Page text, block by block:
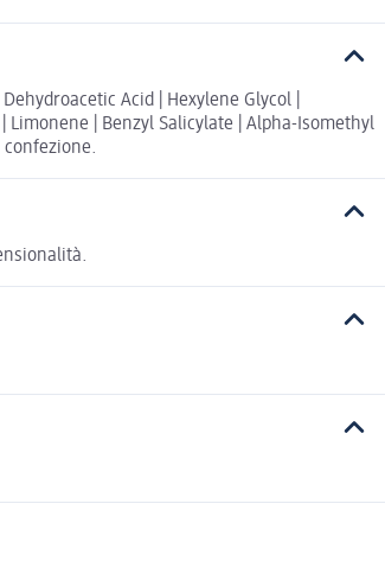
Acid | Hexylene Glycol |
| Benzyl Salicylate | Alpha-Isomethyl
confezione.